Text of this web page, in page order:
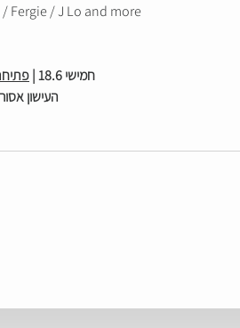
Fergie / J Lo and more…
חמישי 18.6 | פתיחת
העישון